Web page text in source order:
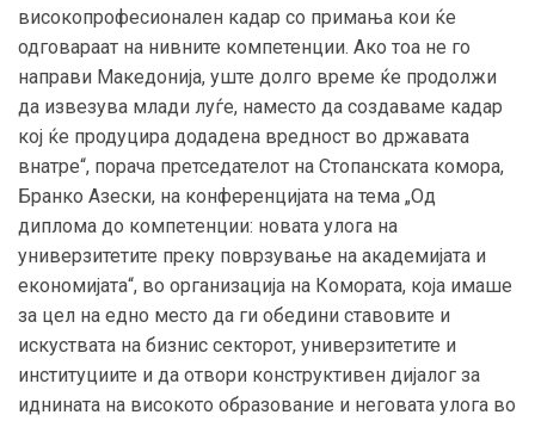
високопрофесионален кадар со примања кои ќе
одговараат на нивните компетенции. Ако тоа не го
направи Македонија, уште долго време ќе продолжи
да извезува млади луѓе, наместо да создаваме кадар
кој ќе продуцира додадена вредност во државата
внатре“, порача претседателот на Стопанската комора,
Бранко Азески, на конференцијата на тема „Од
диплома до компетeнции: новата улога на
универзитетите преку поврзување на академијата и
економијата“, во организација на Комората, која имаше
за цел на едно место да ги обедини ставовите и
искуствата на бизнис секторот, универзитетите и
институциите и да отвори конструктивен дијалог за
иднината на високото образование и неговата улога во